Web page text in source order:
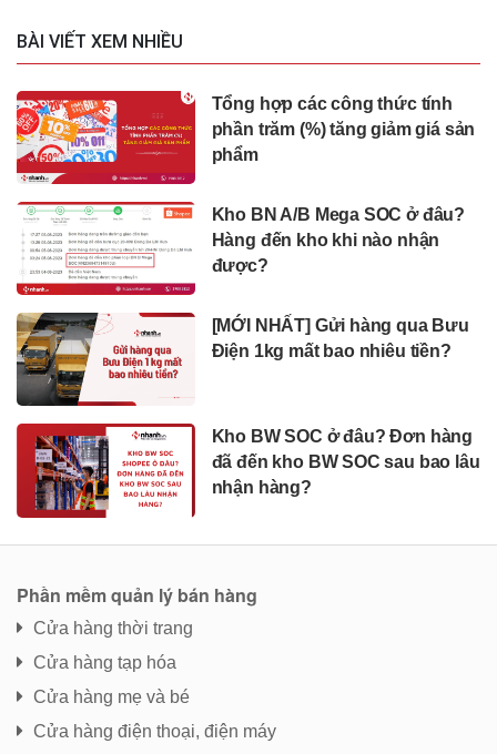
BÀI VIẾT XEM NHIỀU
Tổng hợp các công thức tính
phần trăm (%) tăng giảm giá sản
phẩm
Kho BN A/B Mega SOC ở đâu?
Hàng đến kho khi nào nhận
được?
[MỚI NHẤT] Gửi hàng qua Bưu
Điện 1kg mất bao nhiêu tiền?
Kho BW SOC ở đâu? Đơn hàng
đã đến kho BW SOC sau bao lâu
nhận hàng?
Phần mềm quản lý bán hàng
Cửa hàng thời trang
Cửa hàng tạp hóa
Cửa hàng mẹ và bé
Cửa hàng điện thoại, điện máy